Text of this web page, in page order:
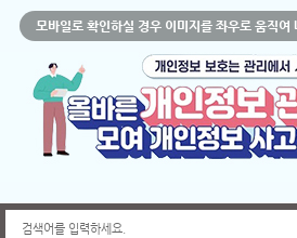
모바일로 확인하실 경우 이미지를 좌우로 움직여
검색어를 입력하세요.